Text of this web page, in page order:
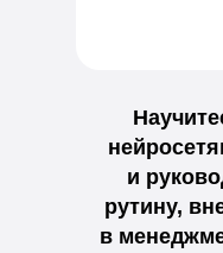
и
рутину,
в